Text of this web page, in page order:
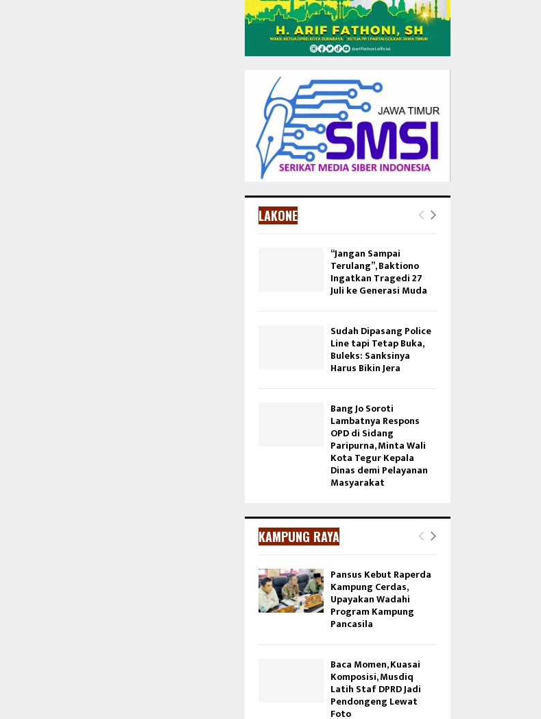
LAKONE
“Jangan Sampai
Terulang”, Baktiono
Ingatkan Tragedi 27
Juli ke Generasi Muda
Sudah Dipasang Police
Line tapi Tetap Buka,
Buleks: Sanksinya
Harus Bikin Jera
Bang Jo Soroti
Lambatnya Respons
OPD di Sidang
Paripurna, Minta Wali
Kota Tegur Kepala
Dinas demi Pelayanan
Masyarakat
KAMPUNG RAYA
Pansus Kebut Raperda
Kampung Cerdas,
Upayakan Wadahi
Program Kampung
Pancasila
Baca Momen, Kuasai
Komposisi, Musdiq
Latih Staf DPRD Jadi
Pendongeng Lewat
Foto